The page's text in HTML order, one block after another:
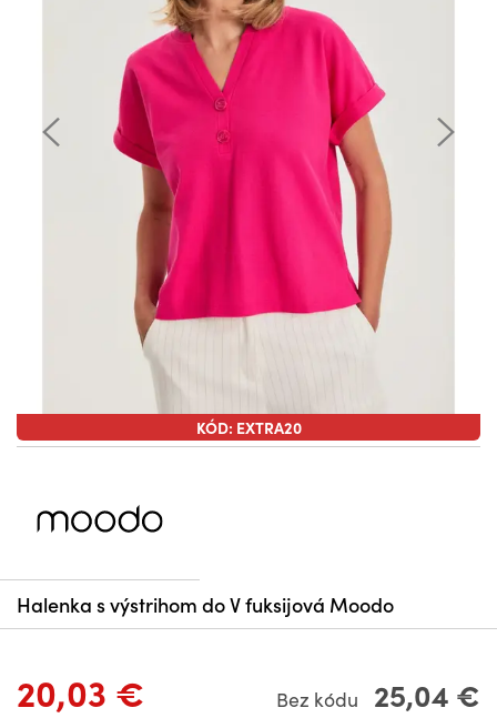
KÓD: EXTRA20
Halenka s výstrihom do V fuksijová Moodo
20,03 € Bez kódu 25,04 €